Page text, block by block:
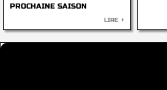
PROCHAINE SAISON
LIRE